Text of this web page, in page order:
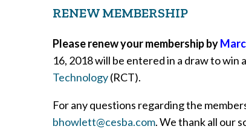
RENEW MEMBERSHIP
Please renew your membership by
16, 2018 will be entered in a draw to win
Technology(RCT).
For any questions regarding the
bhowlett@cesba.com. We thank all our